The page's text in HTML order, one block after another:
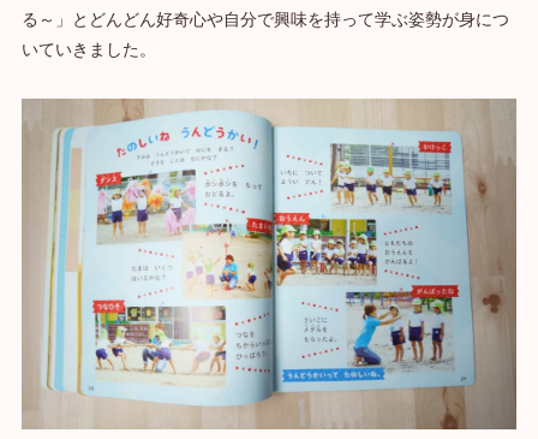
る～」とどんどん好奇心や自分で興味を持って学ぶ姿勢が身につ
いていきました。